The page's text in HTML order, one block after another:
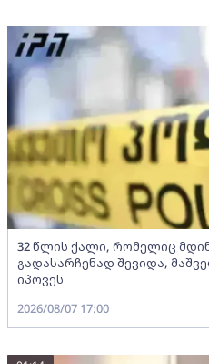
32 წლის ქალი, რომელიც
გადასარჩენად შევიდა,
იპოვეს
2026/08/07 17:00